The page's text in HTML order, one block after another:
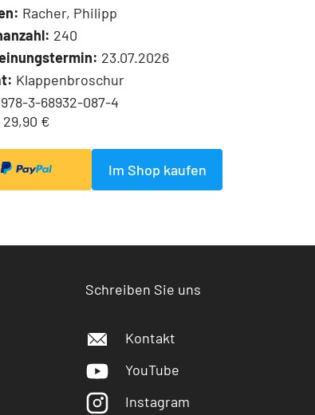
Racher, Philipp
240
23.07.2026
Klappenbroschur
978-3-68932-087-4
29,90 €
Im Shop kaufen
Schreiben Sie uns
Kontakt
YouTube
Instagram